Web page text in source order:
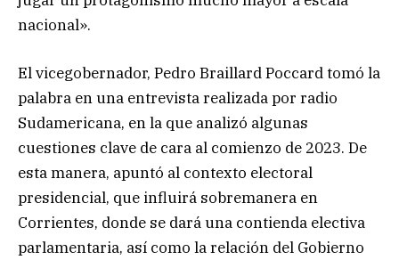
nacional».
El vicegobernador, Pedro Braillard Poccard tomó la
palabra en una entrevista realizada por radio
Sudamericana, en la que analizó algunas
cuestiones clave de cara al comienzo de 2023. De
esta manera, apuntó al contexto electoral
presidencial, que influirá sobremanera en
Corrientes, donde se dará una contienda electiva
parlamentaria, así como la relación del Gobierno